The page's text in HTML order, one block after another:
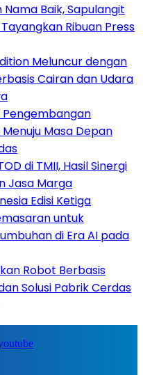
Baik, Sapulangit
Ribuan Press
Meluncur dengan
Cairan dan Udara
Pengembangan
Masa Depan
di TMII, Hasil Sinergi
Jasa Marga
Edisi Ketiga
untuk
di Era AI pada
Robot Berbasis
Solusi Pabrik Cerdas